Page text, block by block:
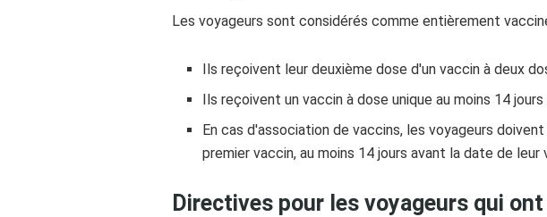
Les voyageurs sont considérés comme entièrement
Ils reçoivent leur deuxième dose d'un vaccin à deux
Ils reçoivent un vaccin à dose unique au moins 14
En cas d'association de vaccins, les voyageurs
premier vaccin, au moins 14 jours avant la date de leur
Directives pour les voyageurs qui